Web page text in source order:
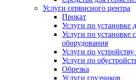
Услуги сервисного центра
Прокат
Услуги по установке
Услуги по установке
оборудования
Услуги по
Услуги по
Обрезка
Услуги грузчиков